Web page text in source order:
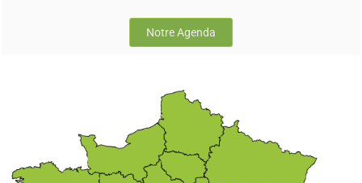
Notre Agenda